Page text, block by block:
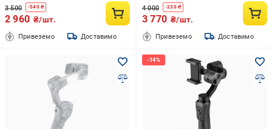
3 500 -540₴
2 960 ₴/шт.
Привеземо Доставимо
4 000 -230₴
3 770 ₴/шт.
Привеземо Доставимо